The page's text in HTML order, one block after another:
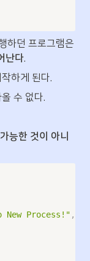
하던 프로그램은
난다.
하게 된다.
수 없다.
능한 것이 아니
New Process!" ,